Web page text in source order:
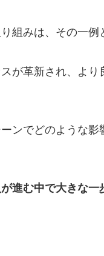
組みは、その一例
が革新され、よ
ンでどのような
進む中で大きな一